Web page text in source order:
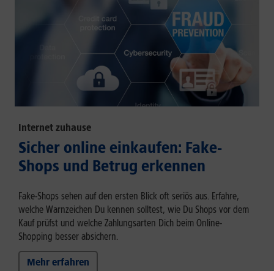
Internet zuhause
Sicher online einkaufen: Fake-
Shops und Betrug erkennen
Fake-Shops sehen auf den ersten Blick oft seriös aus. Erfahre,
welche Warnzeichen Du kennen solltest, wie Du Shops vor dem
Kauf prüfst und welche Zahlungsarten Dich beim Online-
Shopping besser absichern.
Mehr erfahren